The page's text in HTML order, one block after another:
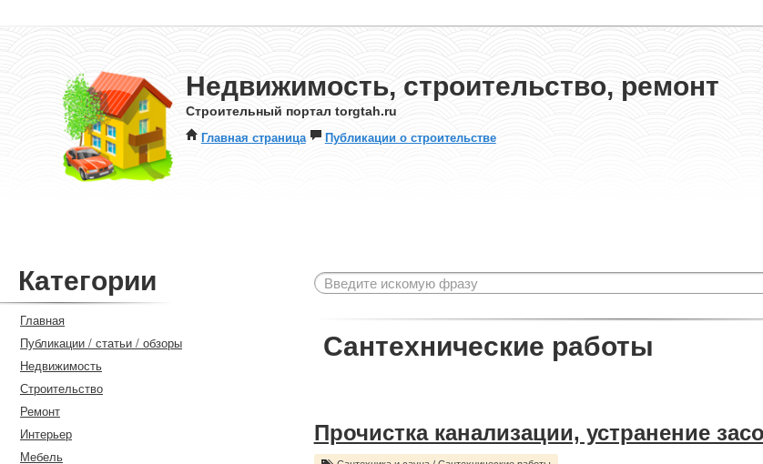
Недвижимость, строительство, ремонт
Строительный портал torgtah.ru
Главная страница Публикации о строительстве
Категории
Главная
Публикации / статьи / обзоры
Недвижимость
Строительство
Ремонт
Интерьер
Мебель
Сантехнические работы
Прочистка канализации, устранение